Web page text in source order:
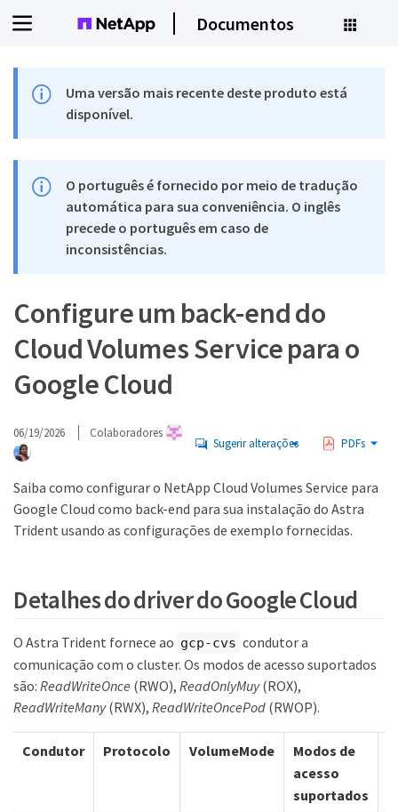
Documentos
Uma versão mais recente deste produto está
disponível.
O português é fornecido por meio de tradução
automática para sua conveniência. O inglês
precede o português em caso de
inconsistências.
Configure um back-end do
Cloud Volumes Service para o
Google Cloud
06/19/2026 Colaboradores
Sugerir alterações PDFs
Saiba como configurar o NetApp Cloud Volumes Service para
Google Cloud como back-end para sua instalação do Astra
Trident usando as configurações de exemplo fornecidas.
Detalhes do driver do Google Cloud
O Astra Trident fornece ao gcp-cvs condutor a
comunicação com o cluster. Os modos de acesso suportados
são: ReadWriteOnce (RWO), ReadOnlyMuy(ROX),
ReadWriteMany(RWX), ReadWriteOncePod (RWOP).
Condutor Protocolo VolumeMode
Modos de
acesso
suportados